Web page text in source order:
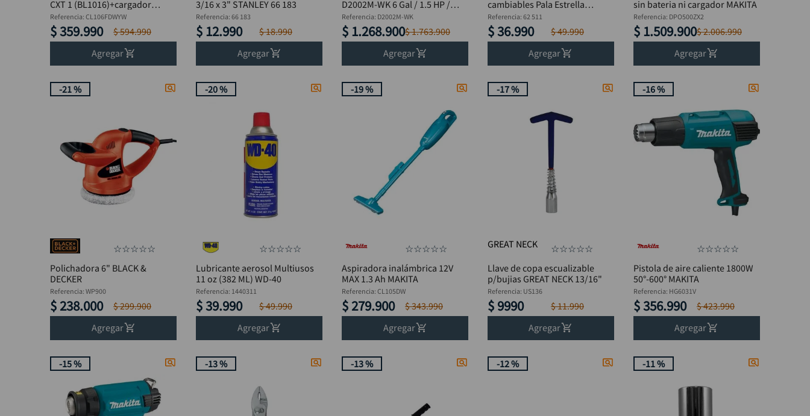
CXT 1 (BL1016)+cargador
MAKITA
Referencia:CL106FDWYW
$359.990 $594.990
Agregar
3/16 x 3" STANLEY 66 183
Referencia:66 183
$ 12.990 $18.990
Agregar
D2002M-WK 6 Gal / 1.5 HP /
120V
Referencia: D2002M-WK
$ 1.268.900$1.763.900
Agregar
cambiables Pala Estrella
STANLEY 62 511
Referencia: 62 511
$36.990 $49.990
Agregar
sin bateria ni cargador MAKITA
Referencia: DPO500ZX2
$ 1.509.900$2.006.990
Agregar
-21 %
☆☆☆☆☆
Polichadora 6" BLACK &
DECKER
Referencia:WP900
$ 238.000 $299.900
Agregar
-20 %
☆☆☆☆☆
Lubricante aerosol Multiusos
11 oz (382 ML) WD-40
Referencia: 1440311
$39.990 $49.990
Agregar
-19 %
☆☆☆☆☆
Aspiradora inalámbrica 12V
MAX 1.3 Ah MAKITA
Referencia:CL105DW
$ 279.900 $343.990
Agregar
-17 %
GREAT NECK ☆☆☆☆☆
Llave de copa escualizable
p/bujias GREAT NECK 13/16"
Referencia: US136
$ 9990 $11.990
Agregar
-16 %
☆☆☆☆☆
Pistola de aire caliente 1800W
50°-600° MAKITA
Referencia: HG6031V
$356.990 $423.990
Agregar
-15 % -13 % -13 % -12 % -11 %